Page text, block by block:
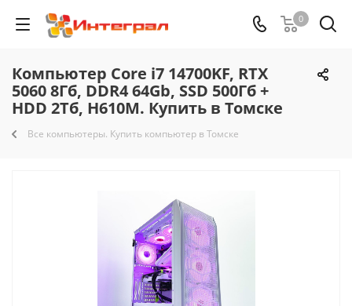
0
Компьютер Core i7 14700KF, RTX
5060 8Гб, DDR4 64Gb, SSD 500Гб +
HDD 2Тб, H610M. Купить в Томске
Все компьютеры. Купить компьютер в Томске